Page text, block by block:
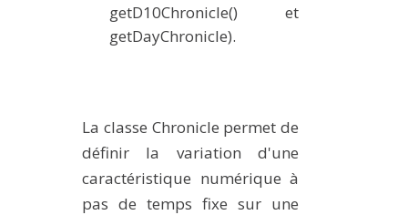
getD10Chronicle() et
getDayChronicle).
La classe Chronicle permet de
définir la variation d'une
caractéristique numérique à
pas de temps fixe sur une